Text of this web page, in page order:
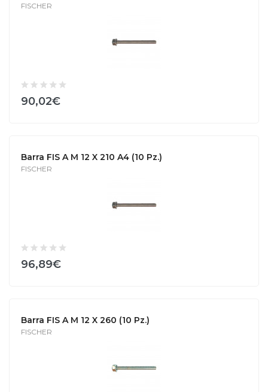
FISCHER
90,02€
Barra FIS A M 12 X 210 A4 (10 Pz.)
FISCHER
96,89€
Barra FIS A M 12 X 260 (10 Pz.)
FISCHER